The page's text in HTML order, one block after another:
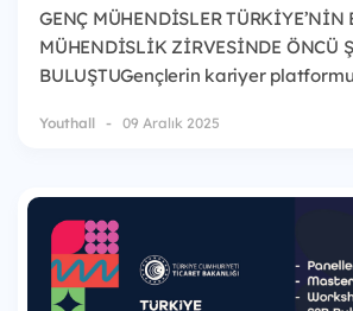
GENÇ MÜHENDİSLER TÜRKİYE’NİN
MÜHENDİSLİK ZİRVESİNDE ÖNCÜ
BULUŞTUGençlerin kariyer
Youthall 09 Aralık 2025